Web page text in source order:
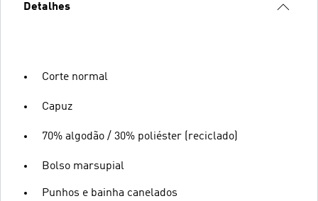
Detalhes
Corte normal
Capuz
70% algodão / 30% poliéster (reciclado)
Bolso marsupial
Punhos e bainha canelados